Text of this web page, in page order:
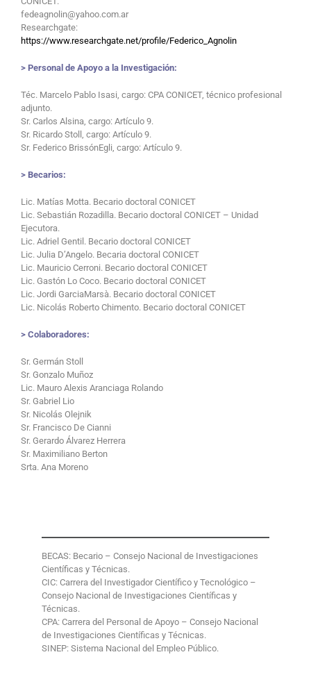
fedeagnolin@yahoo.com.ar
Researchgate:
https://www.researchgate.net/profile/Federico_Agnolin
> Personal de Apoyo a la Investigación:
Téc. Marcelo Pablo Isasi, cargo: CPA CONICET, técnico profesional
adjunto.
Sr. Carlos Alsina, cargo: Artículo 9.
Sr. Ricardo Stoll, cargo: Artículo 9.
Sr. Federico BrissónEgli, cargo: Artículo 9.
> Becarios:
Lic. Matías Motta. Becario doctoral CONICET
Lic. Sebastián Rozadilla. Becario doctoral CONICET – Unidad
Ejecutora.
Lic. Adriel Gentil. Becario doctoral CONICET
Lic. Julia D’Angelo. Becaria doctoral CONICET
Lic. Mauricio Cerroni. Becario doctoral CONICET
Lic. Gastón Lo Coco. Becario doctoral CONICET
Lic. Jordi GarciaMarsà. Becario doctoral CONICET
Lic. Nicolás Roberto Chimento. Becario doctoral CONICET
> Colaboradores:
Sr. Germán Stoll
Sr. Gonzalo Muñoz
Lic. Mauro Alexis Aranciaga Rolando
Sr. Gabriel Lio
Sr. Nicolás Olejnik
Sr. Francisco De Cianni
Sr. Gerardo Álvarez Herrera
Sr. Maximiliano Berton
Srta. Ana Moreno
BECAS: Becario – Consejo Nacional de Investigaciones
Científicas y Técnicas.
CIC: Carrera del Investigador Científico y Tecnológico –
Consejo Nacional de Investigaciones Científicas y
Técnicas.
CPA: Carrera del Personal de Apoyo – Consejo Nacional
de Investigaciones Científicas y Técnicas.
SINEP: Sistema Nacional del Empleo Público.